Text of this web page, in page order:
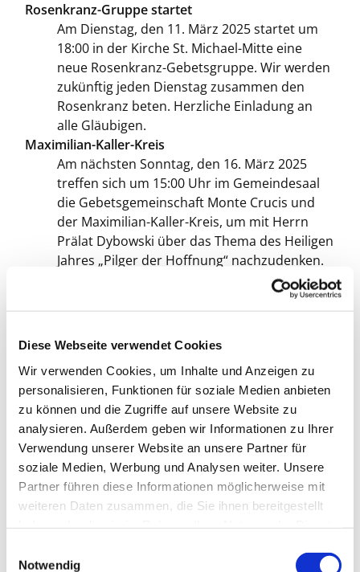
Diese Webseite verwendet Cookies
Wir verwenden Cookies, um Inhalte und Anzeigen zu
personalisieren, Funktionen für soziale Medien anbieten
zu können und die Zugriffe auf unsere Website zu
analysieren. Außerdem geben wir Informationen zu Ihrer
Verwendung unserer Website an unsere Partner für
soziale Medien, Werbung und Analysen weiter. Unsere
Partner führen diese Informationen möglicherweise mit
weiteren Daten zusammen, die Sie ihnen bereitgestellt
Notwendig
Rosenkranz-Gruppe startet
Am Dienstag, den 11. März 2025 startet um
18:00 in der Kirche St. Michael-Mitte eine
neue Rosenkranz-Gebetsgruppe. Wir werden
zukünftig jeden Dienstag zusammen den
Rosenkranz beten. Herzliche Einladung an
alle Gläubigen.
Maximilian-Kaller-Kreis
Am nächsten Sonntag, den 16. März 2025
treffen sich um 15:00 Uhr im Gemeindesaal
die Gebetsgemeinschaft Monte Crucis und
der Maximilian-Kaller-Kreis, um mit Herrn
Prälat Dybowski über das Thema des Heiligen
Jahres „Pilger der Hoffnung“ nachzudenken.
Gemeinderäte St. Michael-Mitte und St.
um 19:00 Uhr in St. Michael-Mitte. Gäste sind
wie immer herzlich willkommen.
Kreuzwegandacht
Am Freitag, den 14. März 2025 herzliche
Einladung zur Kreuzwegandacht um 17:45
Uhr in St. Michael-Mitte. Im Anschluss feiern
wir die Heilige Messe
Gemeinde Herz Jesu
Kindergottesdienst an den Fastensonntagen